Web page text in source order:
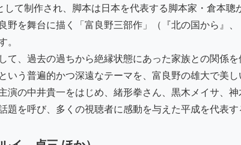
て制作され、脚本は日本を代表する脚本家・倉本聰
を舞台に描く「富良野三部作」（『北の国から』、
。
て、過去の過ちから絶縁状態にあった家族との関係を
いう普遍的かつ深遠なテーマを、富良野の雄大で美し
演の中井貴一をはじめ、緒形拳さん、黒木メイサ、神
題を呼び、多くの視聴者に感動を与えた平成を代表す